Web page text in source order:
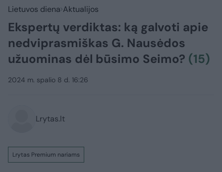
Lietuvos diena Aktualijos
Ekspertų verdiktas: ką galvoti apie
nedviprasmiškas G. Nausėdos
užuominas dėl būsimo Seimo? (15)
2024 m. spalio 8 d. 16:26
Lrytas.lt
Lrytas Premium nariams